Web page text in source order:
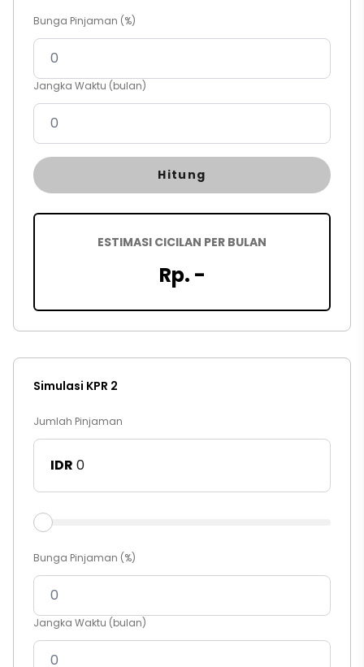
Bunga Pinjaman (%)
Jangka Waktu (bulan)
Hitung
ESTIMASI CICILAN PER BULAN
Rp. -
Simulasi KPR 2
Jumlah Pinjaman
IDR
Bunga Pinjaman (%)
Jangka Waktu (bulan)